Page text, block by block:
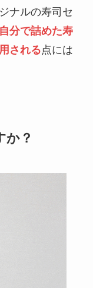
ナルの寿司セ
自分で詰めた寿
される点には
か？